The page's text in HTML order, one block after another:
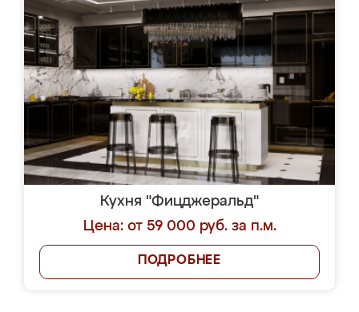
Кухня "Фицджеральд"
Цена: от 59 000 руб. за п.м.
ПОДРОБНЕЕ